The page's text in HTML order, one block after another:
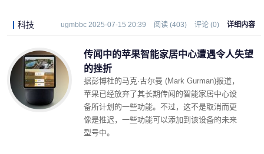
科技 ugmbbc 2025-07-15 20:39 阅读 (403) 评论 (0) 详细内容
传闻中的苹果智能家居中心遭遇令人失望
的挫折
据彭博社的马克·古尔曼 (Mark Gurman)报道，
苹果已经放弃了其长期传闻的智能家居中心设
备所计划的一些功能。不过，这不是取消而更
像是推迟，一些功能可以添加到该设备的未来
型号中。